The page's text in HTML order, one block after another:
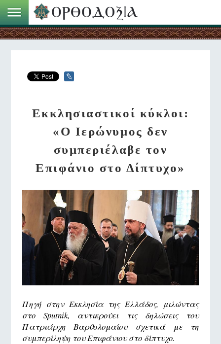
Εκκλησιαστικοί κύκλοι:
«Ο Ιερώνυμος δεν
συμπεριέλαβε τον
Επιφάνιο στο Δίπτυχο»
Πηγή στην Εκκλησία της Ελλάδος, μιλώντας
στο Sputnik, αντικρούει τις δηλώσεις του
Πατριάρχη Βαρθολομαίου σχετικά με τη
συμπερίληψη του Επιφάνιου στο δίπτυχο.